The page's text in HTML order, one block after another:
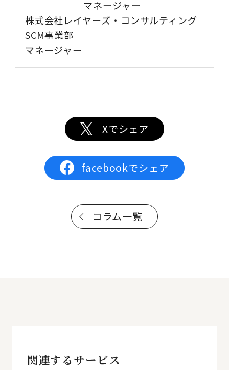
マネージャー
株式会社レイヤーズ・コンサルティング
SCM事業部
マネージャー
Xでシェア
facebookでシェア
コラム一覧
関連するサービス